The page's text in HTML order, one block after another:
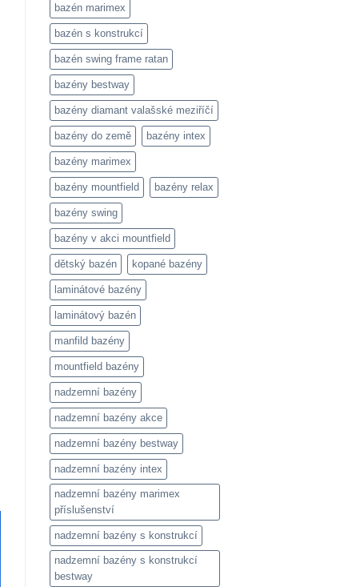
bazén marimex
bazén s konstrukcí
bazén swing frame ratan
bazény bestway
bazény diamant valašské meziříčí
bazény do země bazény intex
bazény marimex
bazény mountfield bazény relax
bazény swing
bazény v akci mountfield
dětský bazén kopané bazény
laminátové bazény
laminátový bazén
manfild bazény
mountfield bazény
nadzemní bazény
nadzemní bazény akce
nadzemní bazény bestway
nadzemní bazény intex
nadzemní bazény marimex
příslušenství
nadzemní bazény s konstrukcí
nadzemní bazény s konstrukcí
bestway